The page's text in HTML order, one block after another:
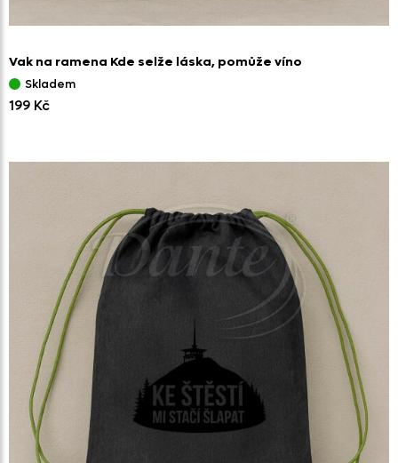
Vak na ramena Kde selže láska, pomůže víno
Skladem
199 Kč